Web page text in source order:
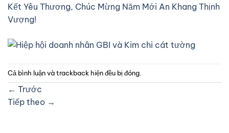
Kết Yêu Thương, Chúc Mừng Năm Mới An Khang Thịnh
Vượng!
Cả bình luận và trackback hiện đều bị đóng.
← Trước
Tiếp theo →